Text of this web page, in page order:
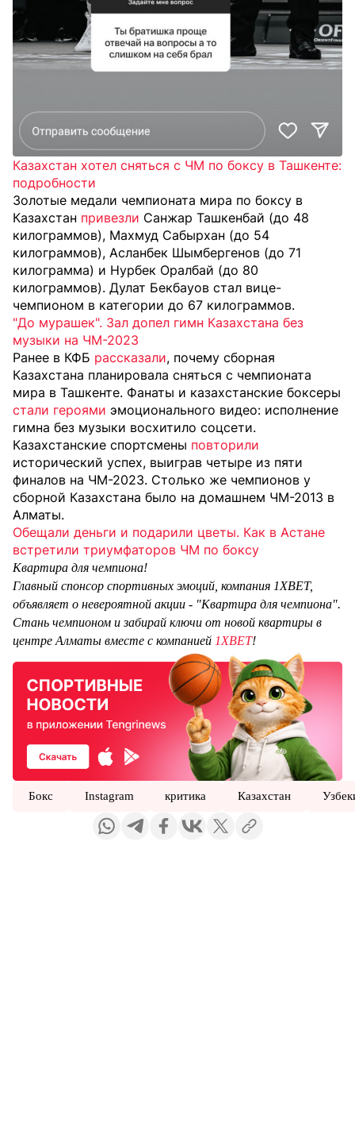
Казахстан хотел сняться с ЧМ по боксу в Ташкенте:
подробности
Золотые медали чемпионата мира по боксу в
Казахстан привезли Санжар Ташкенбай (до 48
килограммов), Махмуд Сабырхан (до 54
килограммов), Асланбек Шымбергенов (до 71
килограмма) и Нурбек Оралбай (до 80
килограммов). Дулат Бекбауов стал вице-
чемпионом в категории до 67 килограммов.
"До мурашек". Зал допел гимн Казахстана без
музыки на ЧМ-2023
Ранее в КФБ рассказали, почему сборная
Казахстана планировала сняться с чемпионата
мира в Ташкенте. Фанаты и казахстанские боксеры
стали героями эмоционального видео: исполнение
гимна без музыки восхитило соцсети.
Казахстанские спортсмены повторили
исторический успех, выиграв четыре из пяти
финалов на ЧМ-2023. Столько же чемпионов у
сборной Казахстана было на домашнем ЧМ-2013 в
Алматы.
Обещали деньги и подарили цветы. Как в Астане
встретили триумфаторов ЧМ по боксу
Квартира для чемпиона!
Главный спонсор спортивных эмоций, компания 1XBET,
объявляет о невероятной акции - "Квартира для чемпиона".
Стань чемпионом и забирай ключи от новой квартиры в
центре Алматы вместе с компанией 1XBET!
Бокс Instagram критика Казахстан